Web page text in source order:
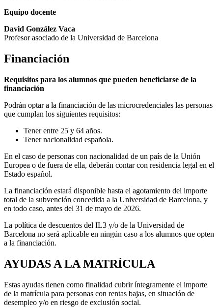
Equipo docente
David González Vaca
Profesor asociado de la Universidad de Barcelona
Financiación
Requisitos para los alumnos que pueden beneficiarse de la
financiación
Podrán optar a la financiación de las microcredenciales las personas
que cumplan los siguientes requisitos:
Tener entre 25 y 64 años.
Tener nacionalidad española.
En el caso de personas con nacionalidad de un país de la Unión
Europea o de fuera de ella, deberán contar con residencia legal en el
Estado español.
La financiación estará disponible hasta el agotamiento del importe
total de la subvención concedida a la Universidad de Barcelona, y
en todo caso, antes del 31 de mayo de 2026.
La política de descuentos del IL3 y/o de la Universidad de
Barcelona no será aplicable en ningún caso a los alumnos que opten
a la financiación.
AYUDAS A LA MATRÍCULA
Estas ayudas tienen como finalidad cubrir íntegramente el importe
de la matrícula para personas con rentas bajas, en situación de
desempleo y/o en riesgo de exclusión social.